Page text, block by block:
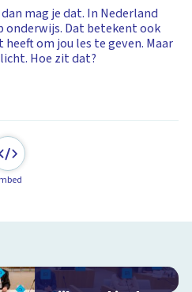
mag je dat. In Nederland
onderwijs. Dat betekent ook
om jou les te geven. Maar
Hoe zit dat?